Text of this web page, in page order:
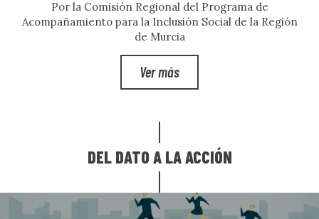
Por la Comisión Regional del Programa de
Acompañamiento para la Inclusión Social de la Región
de Murcia
Ver más
DEL DATO A LA ACCIÓN